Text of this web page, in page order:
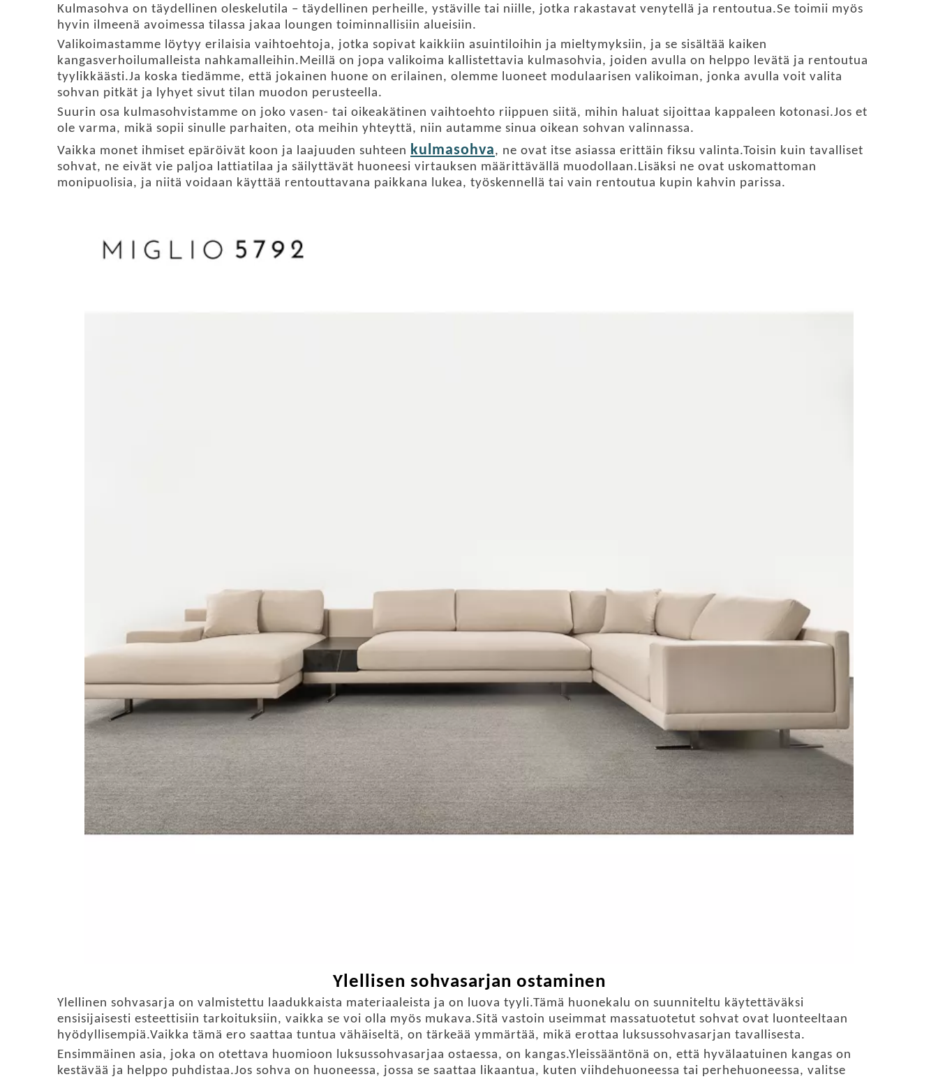
Kulmasohva on täydellinen oleskelutila – täydellinen perheille, ystäville tai niille, jotka rakastavat venytellä ja rentoutua.Se toimii myös
hyvin ilmeenä avoimessa tilassa jakaa loungen toiminnallisiin alueisiin.
Valikoimastamme löytyy erilaisia ​​vaihtoehtoja, jotka sopivat kaikkiin asuintiloihin ja mieltymyksiin, ja se sisältää kaiken
kangasverhoilumalleista nahkamalleihin.Meillä on jopa valikoima kallistettavia kulmasohvia, joiden avulla on helppo levätä ja rentoutua
tyylikkäästi.Ja koska tiedämme, että jokainen huone on erilainen, olemme luoneet modulaarisen valikoiman, jonka avulla voit valita
sohvan pitkät ja lyhyet sivut tilan muodon perusteella.
Suurin osa kulmasohvistamme on joko vasen- tai oikeakätinen vaihtoehto riippuen siitä, mihin haluat sijoittaa kappaleen kotonasi.Jos et
ole varma, mikä sopii sinulle parhaiten, ota meihin yhteyttä, niin autamme sinua oikean sohvan valinnassa.
Vaikka monet ihmiset epäröivät koon ja laajuuden suhteen kulmasohva, ne ovat itse asiassa erittäin fiksu valinta.Toisin kuin tavalliset
sohvat, ne eivät vie paljoa lattiatilaa ja säilyttävät huoneesi virtauksen määrittävällä muodollaan.Lisäksi ne ovat uskomattoman
monipuolisia, ja niitä voidaan käyttää rentouttavana paikkana lukea, työskennellä tai vain rentoutua kupin kahvin parissa.
Ylellisen sohvasarjan ostaminen
Ylellinen sohvasarja on valmistettu laadukkaista materiaaleista ja on luova tyyli.Tämä huonekalu on suunniteltu käytettäväksi
ensisijaisesti esteettisiin tarkoituksiin, vaikka se voi olla myös mukava.Sitä vastoin useimmat massatuotetut sohvat ovat luonteeltaan
hyödyllisempiä.Vaikka tämä ero saattaa tuntua vähäiseltä, on tärkeää ymmärtää, mikä erottaa luksussohvasarjan tavallisesta.
Ensimmäinen asia, joka on otettava huomioon luksussohvasarjaa ostaessa, on kangas.Yleissääntönä on, että hyvälaatuinen kangas on
kestävää ja helppo puhdistaa.Jos sohva on huoneessa, jossa se saattaa likaantua, kuten viihdehuoneessa tai perhehuoneessa, valitse